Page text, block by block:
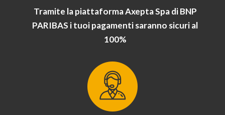
Tramite la piattaforma Axepta Spa di BNP
PARIBAS i tuoi pagamenti saranno sicuri al
100%